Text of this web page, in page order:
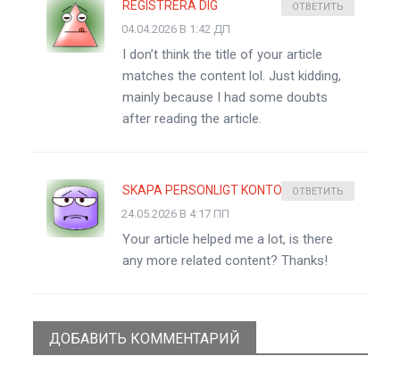
REGISTRERA DIG
04.04.2026 В 1:42 ДП
I don’t think the title of your article
matches the content lol. Just kidding,
mainly because I had some doubts
after reading the article.
ОТВЕТИТЬ
SKAPA PERSONLIGT KONTO
24.05.2026 В 4:17 ПП
Your article helped me a lot, is there
any more related content? Thanks!
ОТВЕТИТЬ
ДОБАВИТЬ КОММЕНТАРИЙ